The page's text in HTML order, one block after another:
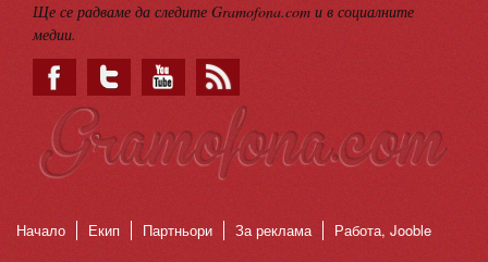
Ще се радваме да следите Gramofona.com и в социалните
медии.
Начало Екип Партньори За реклама Работа, Jooble